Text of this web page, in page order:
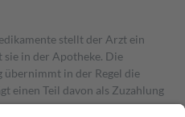
stellt der Arzt ein
sie in der Apotheke. Die
übernimmt in der Regel die
einen Teil davon als Zuzahlung